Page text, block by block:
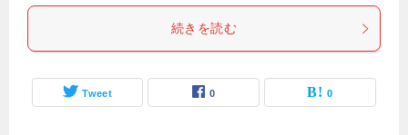
続きを読む
Tweet 0 0